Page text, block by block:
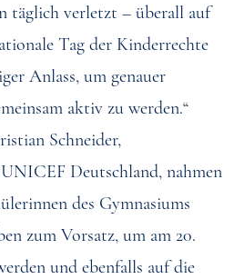
täglich verletzt – überall auf
Tag der Kinderrechte
Anlass, um genauer
aktiv zu werden.“
Schneider,
Deutschland, nahmen
des Gymnasiums
zum Vorsatz, um am 20.
und ebenfalls auf die